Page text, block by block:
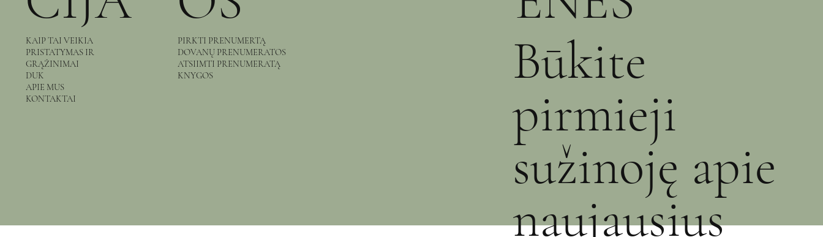
KAIP TAI VEIKIA
PRISTATYMAS IR
GRĄŽINIMAI
DUK
APIE MUS
KONTAKTAI
PIRKTI PRENUMERTĄ
DOVANŲ PRENUMERATOS
ATSIIMTI PRENUMERATĄ
KNYGOS
Būkite
pirmieji
sužinoję apie
naujausius